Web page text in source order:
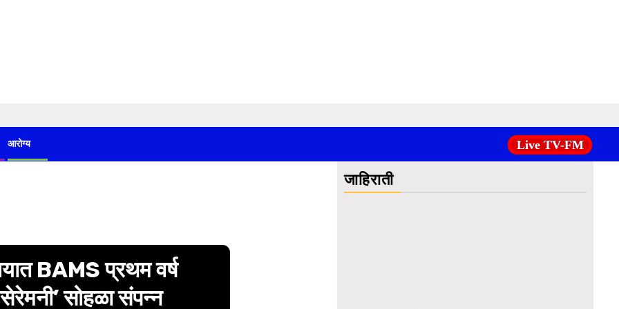
आरोग्य Live TV-FM
BAMS प्रथम वर्ष
सेरेमनी’ सोहळा संपन्न
जाहिराती